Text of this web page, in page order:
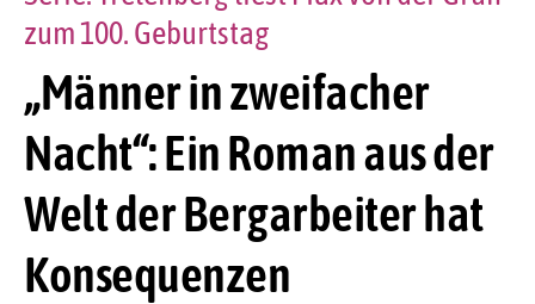
„Männer in zweifacher
Nacht“: Ein Roman aus der
Welt der Bergarbeiter hat
Konsequenzen
zum 100. Geburtstag